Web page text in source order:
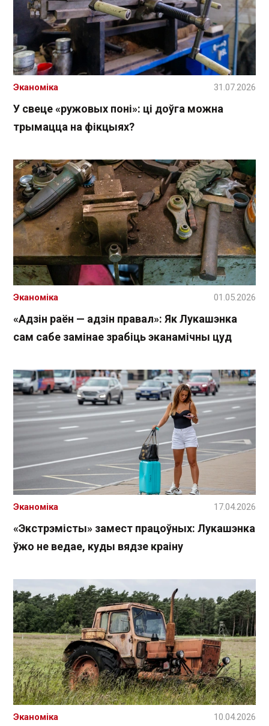
У свеце «ружовых поні»: ці доўга можна
трымацца на фікцыях?
Эканоміка 31.07.2026
«Адзін раён — адзін правал»: Як Лукашэнка
сам сабе замінае зрабіць эканамічны цуд
Эканоміка 01.05.2026
«Экстрэмісты» замест працоўных: Лукашэнка
ўжо не ведае, куды вядзе краіну
Эканоміка 17.04.2026
Эканоміка 10.04.2026